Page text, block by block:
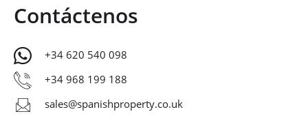
Contáctenos
+34 620 540 098
+34 968 199 188
sales@spanishproperty.co.uk